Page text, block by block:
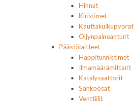
Hihnat
Kiristimet
Kauttakulkupyörät
Öljynpaineanturit
Päästölaitteet
Happitunnistimet
Ilmamäärämittarit
Katalysaattorit
Sähköosat
Venttiilit